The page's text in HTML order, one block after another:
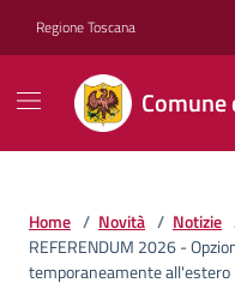
Regione Toscana
Home / Novità / Notizie
REFERENDUM 2026 -
temporaneamente all'estero